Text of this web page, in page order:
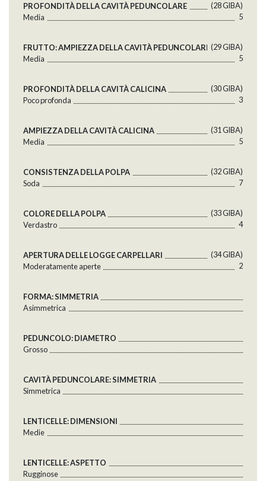
PROFONDITÀ DELLA CAVITÀ PEDUNCOLARE
(28 GlBA)
Media
5
FRUTTO: AMPIEZZA DELLA CAVITÀ PEDUNCOLARE (29 GlBA)
Media
5
PROFONDITÀ DELLA CAVITÀ CALICINA
(30 GlBA)
Poco profonda
3
AMPIEZZA DELLA CAVITÀ CALICINA
(31 GlBA)
Media
5
CONSISTENZA DELLA POLPA
(32 GlBA)
Soda
7
COLORE DELLA POLPA
(33 GlBA)
Verdastro
4
APERTURA DELLE LOGGE CARPELLARI
(34 GlBA)
Moderatamente aperte
2
FORMA: SIMMETRIA
Asimmetrica
PEDUNCOLO: DIAMETRO
Grosso
CAVITÀ PEDUNCOLARE: SIMMETRIA
Simmetrica
LENTICELLE: DIMENSIONI
Medie
LENTICELLE: ASPETTO
Rugginose